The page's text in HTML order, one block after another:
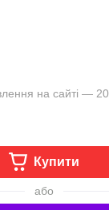
на сайті —
Купити
або